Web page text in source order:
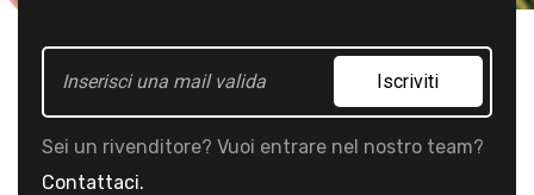
Iscriviti
Sei un rivenditore? Vuoi entrare nel nostro team?
Contattaci.